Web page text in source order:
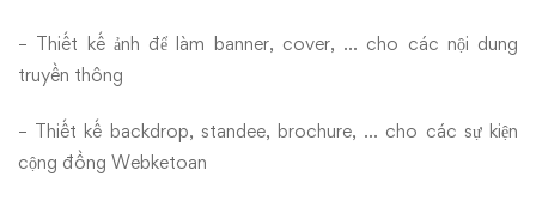
– Thiết kế ảnh để làm banner, cover, … cho các nội dung
truyền thông
– Thiết kế backdrop, standee, brochure, … cho các sự kiện
cộng đồng Webketoan